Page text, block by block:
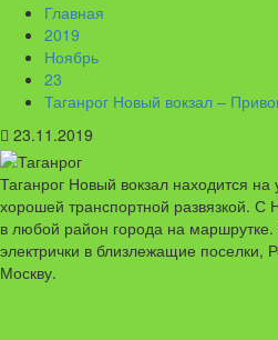
Главная
2019
Ноябрь
23
Таганрог Новый вокзал –
23.11.2019
Таганрог Новый вокзал находится
хорошей транспортной развязкой. С
в любой район города на
электрички в близлежащие поселки,
Москву.